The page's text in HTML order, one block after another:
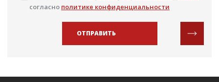
согласно политике конфиденциальности
ОТПРАВИТЬ